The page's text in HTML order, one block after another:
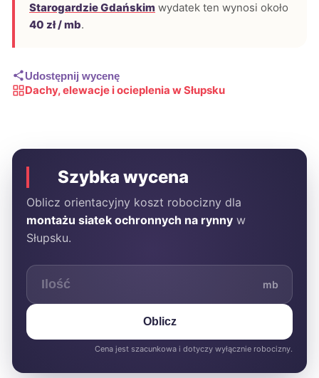
Starogardzie Gdańskim wydatek ten wynosi około
40 zł / mb.
Udostępnij wycenę
Dachy, elewacje i ocieplenia w Słupsku
Szybka wycena
Oblicz orientacyjny koszt robocizny dla
montażu siatek ochronnych na rynny w
Słupsku.
mb
Oblicz
Cena jest szacunkowa i dotyczy wyłącznie robocizny.